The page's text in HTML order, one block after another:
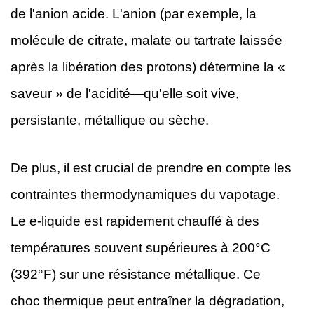
de l'anion acide. L'anion (par exemple, la
molécule de citrate, malate ou tartrate laissée
après la libération des protons) détermine la «
saveur » de l'acidité—qu'elle soit vive,
persistante, métallique ou sèche.
De plus, il est crucial de prendre en compte les
contraintes thermodynamiques du vapotage.
Le e-liquide est rapidement chauffé à des
températures souvent supérieures à 200°C
(392°F) sur une résistance métallique. Ce
choc thermique peut entraîner la dégradation,